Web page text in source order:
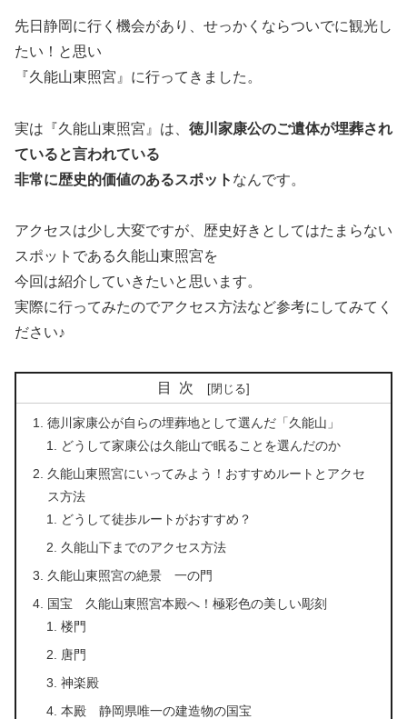
先日静岡に行く機会があり、せっかくならついでに観光し
たい！と思い
『久能山東照宮』に行ってきました。
実は『久能山東照宮』は、 徳川家康公のご遺体が埋葬され
ていると言われている
非常に歴史的価値のあるスポット なんです。
アクセスは少し大変ですが、歴史好きとしてはたまらない
スポットである久能山東照宮を
今回は紹介していきたいと思います。
実際に行ってみたのでアクセス方法など参考にしてみてく
ださい♪
目次
徳川家康公が自らの埋葬地として選んだ「久能山」
どうして家康公は久能山で眠ることを選んだのか
久能山東照宮にいってみよう！おすすめルートとアクセ
ス方法
どうして徒歩ルートがおすすめ？
久能山下までのアクセス方法
久能山東照宮の絶景 一の門
国宝 久能山東照宮本殿へ！極彩色の美しい彫刻
楼門
唐門
神楽殿
本殿 静岡県唯一の建造物の国宝